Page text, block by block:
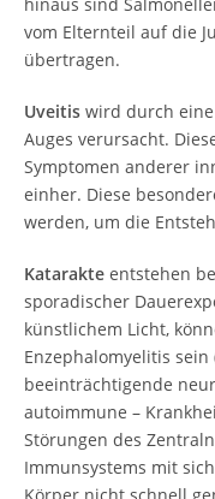
vom Elternteil auf die
übertragen.
Uveitis wird durch
Auges verursacht.
Symptomen anderer
einher. Diese
werden, um die
Katarakte entstehen
sporadischer
künstlichem Licht,
Enzephalomyelitis
beeinträchtigende
autoimmune –
Störungen des
Immunsystems mit
Körper nicht schnell